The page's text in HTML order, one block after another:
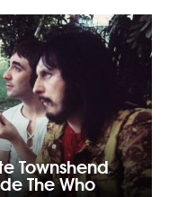
Townshend
The Who